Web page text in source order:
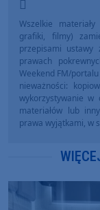
Wszelkie
grafiki, filmy)
przepisami
prawach
Weekend FM/
nieważności:
wykorzystywanie w
materiałów lub
prawa wyjątkami, w